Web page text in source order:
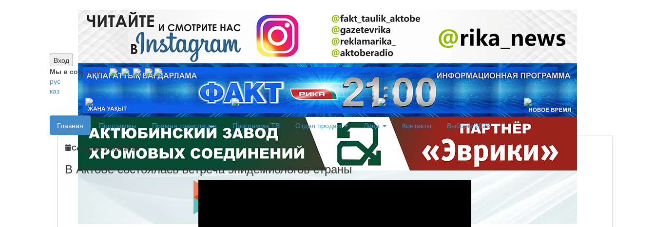
Вход
Мы в соц.сетях:
рус
каз
Главная Программы Прямая трансляция Программа ТВ Отдел продаж Лица Контакты Выборы 2026
Сегодня: 07.08.2026
В Актобе состоялась встреча эпидемиологов страны